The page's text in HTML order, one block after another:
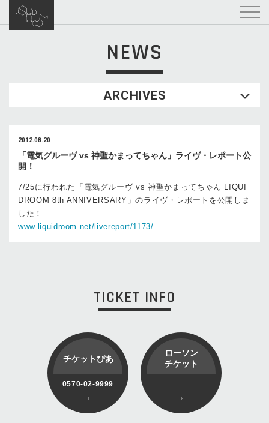
NEWS
ARCHIVES
2012.08.20
「電気グルーヴ vs 神聖かまってちゃん」ライヴ・レポート公
開！
7/25に行われた「電気グルーヴ vs 神聖かまってちゃん LIQUI
DROOM 8th ANNIVERSARY」のライヴ・レポートを公開しま
した！
www.liquidroom.net/livereport/1173/
TICKET INFO
チケットぴあ
0570-02-9999
ローソン
チケット